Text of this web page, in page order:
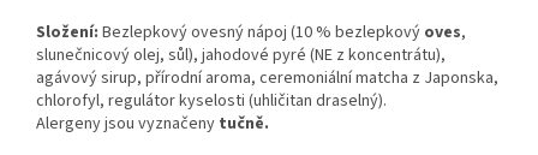
Složení: Bezlepkový ovesný nápoj (10 % bezlepkový oves,
slunečnicový olej, sůl), jahodové pyré (NE z koncentrátu),
agávový sirup, přírodní aroma, ceremoniální matcha z Japonska,
chlorofyl, regulátor kyselosti (uhličitan draselný).
Alergeny jsou vyznačeny tučně.